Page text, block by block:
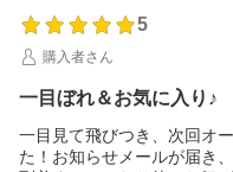
5
購入者さん
一目ぼれ＆お気に入り♪
一目見て飛びつき、次回オ
た！お知らせメールが届き